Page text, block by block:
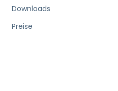
Downloads
Preise